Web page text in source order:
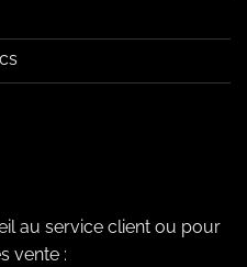
au service client ou pour
vente :